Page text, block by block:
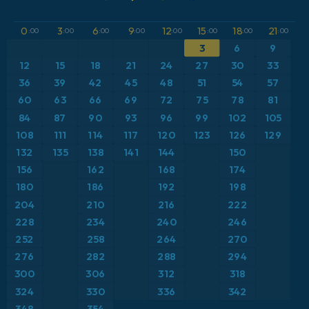
ICON Alemania 2 km
Caribe
Escandinavia
Estados Unidos
Europa
Francia
Grecia
Islandia
Anomalía de temperatura a 850 hPa
CAPE
Presión
Punto de rocío a 2 m
Ráfagas de Viento Máximas
Ráfagas de viento
Temperatura a 2 m
0 :00 3:00 6:00 9:00 12:00 15 :00 18:00 21:00
3 6 9
12 15 18 21 24 27 30 33
36 39 42 45 48 51 54 57
60 63 66 69 72 75 78
81
84
87 90 93 96 99 102
105
108
111 114 117 120 123 126
129
132
135 138 141 144 150
156 162 168 174
180 186 192
198
204
210 216
222
228
234 240
246
252
258 264 270
276 282 288 294
300 306 312
318
324
330 336
342